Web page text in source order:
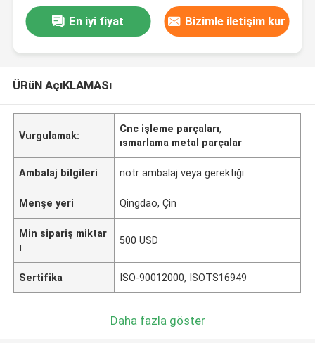
En iyi fiyat Bizimle iletişim kur
ÜRüN AçıKLAMASı
Vurgulamak:
Cnc işleme parçaları,
ısmarlama metal parçalar
Ambalaj bilgileri nötr ambalaj veya gerektiği
Menşe yeri Qingdao, Çin
Min sipariş miktar
ı
500 USD
Sertifika ISO-90012000, ISOTS16949
Daha fazla göster